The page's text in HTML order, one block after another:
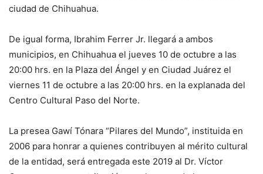
ciudad de Chihuahua.
De igual forma, Ibrahim Ferrer Jr. llegará a ambos
municipios, en Chihuahua el jueves 10 de octubre a las
20:00 hrs. en la Plaza del Ángel y en Ciudad Juárez el
viernes 11 de octubre a las 20:00 hrs. en la explanada del
Centro Cultural Paso del Norte.
La presea Gawí Tónara “Pilares del Mundo”, instituida en
2006 para honrar a quienes contribuyen al mérito cultural
de la entidad, será entregada este 2019 al Dr. Víctor